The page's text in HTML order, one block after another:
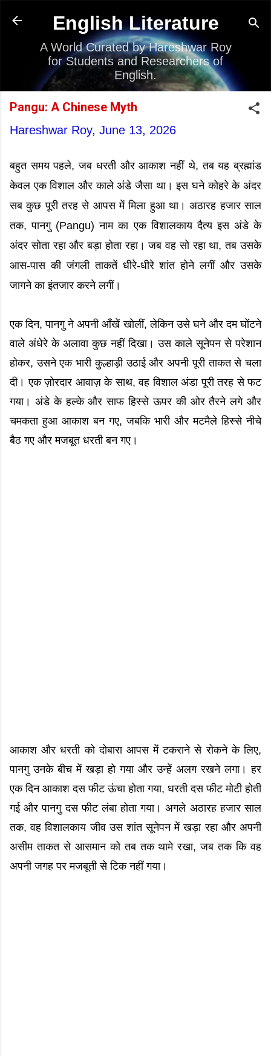
Skip to main content
English Literature
A World Curated by Hareshwar Roy
for Students and Researchers of
English.
Pangu: A Chinese Myth
Hareshwar Roy, June 13, 2026
बहुत समय पहले, जब धरती और आकाश नहीं थे, तब यह ब्रह्मांड
केवल एक विशाल और काले अंडे जैसा था। इस घने कोहरे के अंदर
सब कुछ पूरी तरह से आपस में मिला हुआ था। अठारह हजार साल
तक, पानगु (Pangu) नाम का एक विशालकाय दैत्य इस अंडे के
अंदर सोता रहा और बड़ा होता रहा। जब वह सो रहा था, तब उसके
आस-पास की जंगली ताकतें धीरे-धीरे शांत होने लगीं और उसके
जागने का इंतजार करने लगीं।
एक दिन, पानगु ने अपनी आँखें खोलीं, लेकिन उसे घने और दम घोंटने
वाले अंधेरे के अलावा कुछ नहीं दिखा। उस काले सूनेपन से परेशान
होकर, उसने एक भारी कुल्हाड़ी उठाई और अपनी पूरी ताकत से चला
दी। एक ज़ोरदार आवाज़ के साथ, वह विशाल अंडा पूरी तरह से फट
गया। अंडे के हल्के और साफ हिस्से ऊपर की ओर तैरने लगे और
चमकता हुआ आकाश बन गए, जबकि भारी और मटमैले हिस्से नीचे
बैठ गए और मजबूत धरती बन गए।
आकाश और धरती को दोबारा आपस में टकराने से रोकने के लिए,
पानगु उनके बीच में खड़ा हो गया और उन्हें अलग रखने लगा। हर
एक दिन आकाश दस फीट ऊंचा होता गया, धरती दस फीट मोटी होती
गई और पानगु दस फीट लंबा होता गया। अगले अठारह हजार साल
तक, वह विशालकाय जीव उस शांत सूनेपन में खड़ा रहा और अपनी
असीम ताकत से आसमान को तब तक थामे रखा, जब तक कि वह
अपनी जगह पर मजबूती से टिक नहीं गया।